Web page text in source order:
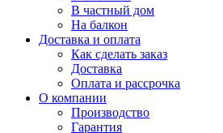
В частный дом
На балкон
Доставка и оплата
Как сделать заказ
Доставка
Оплата и рассрочка
О компании
Производство
Гарантия